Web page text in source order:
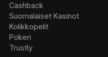
Cashback
Suomalaiset Kasinot
Kolikkopelit
Pokeri
Trustly